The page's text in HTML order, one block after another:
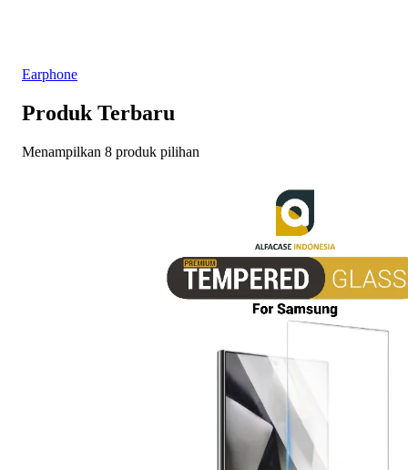
Earphone
Produk Terbaru
Menampilkan 8 produk pilihan